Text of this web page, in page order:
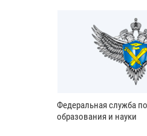
Федеральная служба
образования и науки